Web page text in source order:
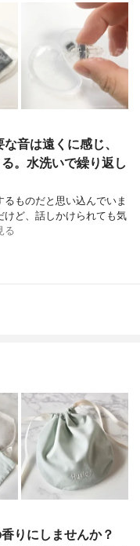
音は遠くに感じ、
。水洗いで繰り返し
ものだと思い込んでいま
けど、話しかけられても気
る
りにしませんか？